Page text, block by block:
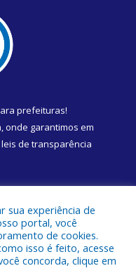
prefeituras!
onde garantimos em
leis de transparência
Municipal de Almeirim.
sua experiência de
portal, você
de cookies.
isso é feito, acesse
concorda, clique em